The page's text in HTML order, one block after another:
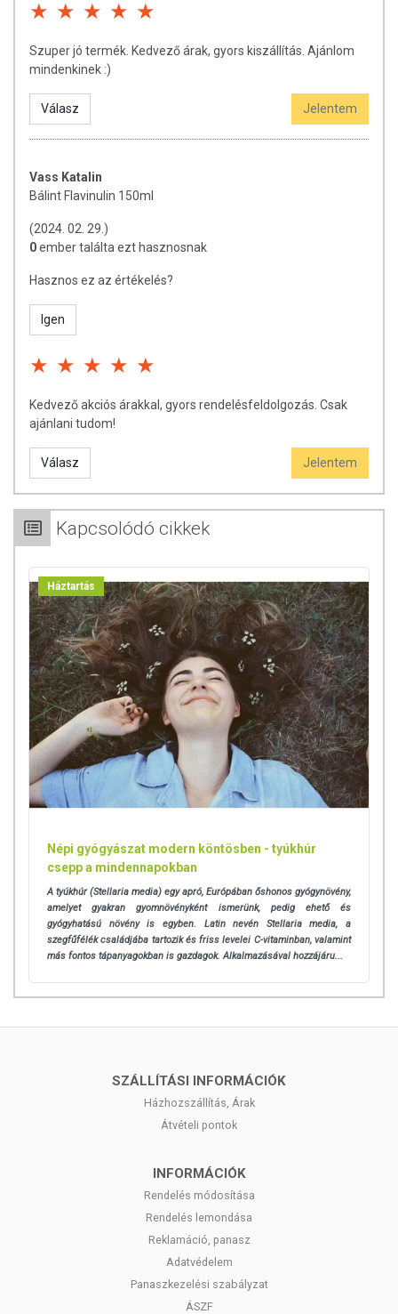
Szuper jó termék. Kedvező árak, gyors kiszállítás. Ajánlom
mindenkinek :)
Válasz Jelentem
Vass Katalin
Bálint Flavinulin 150ml
(2024. 02. 29.)
0ember találta ezt hasznosnak
Hasznos ez az értékelés?
Igen
Kedvező akciós árakkal, gyors rendelésfeldolgozás. Csak
ajánlani tudom!
Válasz Jelentem
Kapcsolódó cikkek
Háztartás
Népi gyógyászat modern köntösben - tyúkhúr
csepp a mindennapokban
A tyúkhúr (Stellaria media) egy apró, Európában őshonos gyógynövény,
amelyet gyakran gyomnövényként ismerünk, pedig ehető és
gyógyhatású növény is egyben. Latin nevén Stellaria media, a
szegfűfélék családjába tartozik és friss levelei C-vitaminban, valamint
más fontos tápanyagokban is gazdagok. Alkalmazásával hozzájáru...
SZÁLLÍTÁSI INFORMÁCIÓK
Házhozszállítás, Árak
Átvételi pontok
INFORMÁCIÓK
Rendelés módosítása
Rendelés lemondása
Reklamáció, panasz
Adatvédelem
Panaszkezelési szabályzat
ÁSZF